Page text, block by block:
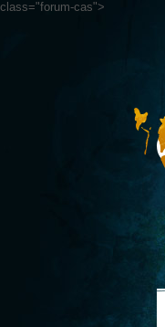
class="forum-cas">